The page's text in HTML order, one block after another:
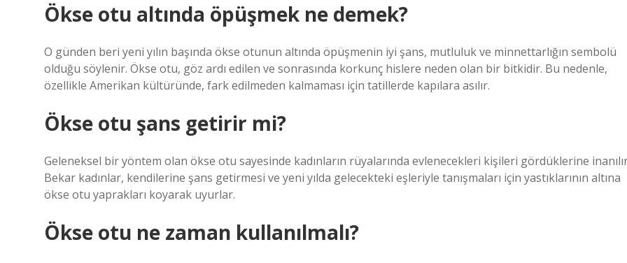
Ökse otu altında öpüşmek ne demek?
O günden beri yeni yılın başında ökse otunun altında öpüşmenin iyi şans, mutluluk ve minnettarlığın sembolü
olduğu söylenir. Ökse otu, göz ardı edilen ve sonrasında korkunç hislere neden olan bir bitkidir. Bu nedenle,
özellikle Amerikan kültüründe, fark edilmeden kalmaması için tatillerde kapılara asılır.
Ökse otu şans getirir mi?
Geleneksel bir yöntem olan ökse otu sayesinde kadınların rüyalarında evlenecekleri kişileri gördüklerine
Bekar kadınlar, kendilerine şans getirmesi ve yeni yılda gelecekteki eşleriyle tanışmaları için yastıklarının altına
ökse otu yaprakları koyarak uyurlar.
Ökse otu ne zaman kullanılmalı?